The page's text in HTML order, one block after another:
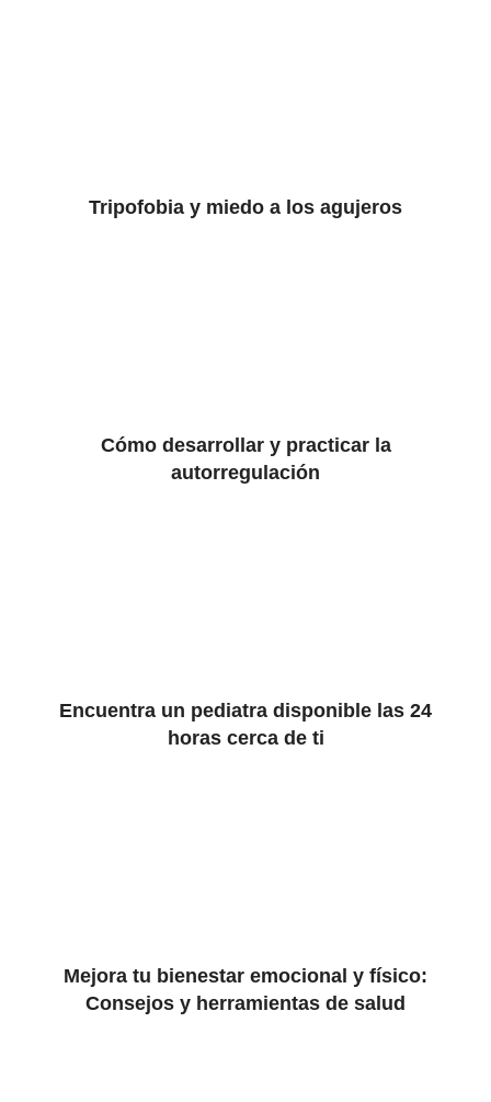
Tripofobia y miedo a los agujeros
Cómo desarrollar y practicar la
autorregulación
Encuentra un pediatra disponible las 24
horas cerca de ti
Mejora tu bienestar emocional y físico:
Consejos y herramientas de salud